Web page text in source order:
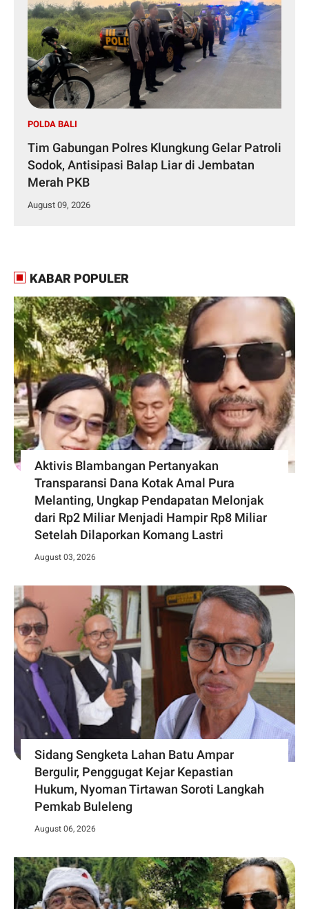
POLDA BALI
Tim Gabungan Polres Klungkung Gelar Patroli
Sodok, Antisipasi Balap Liar di Jembatan
Merah PKB
August 09, 2026
KABAR POPULER
Aktivis Blambangan Pertanyakan
Transparansi Dana Kotak Amal Pura
Melanting, Ungkap Pendapatan Melonjak
dari Rp2 Miliar Menjadi Hampir Rp8 Miliar
Setelah Dilaporkan Komang Lastri
August 03, 2026
Sidang Sengketa Lahan Batu Ampar
Bergulir, Penggugat Kejar Kepastian
Hukum, Nyoman Tirtawan Soroti Langkah
Pemkab Buleleng
August 06, 2026